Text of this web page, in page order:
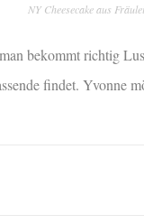
NY Cheesecake aus
bekommt richtig
findet. Yvonne